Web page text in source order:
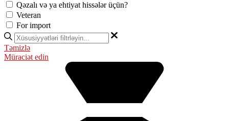
Qəzalı və ya ehtiyat hissələr üçün?
Veteran
For import
Təmizlə
Müraciət edin